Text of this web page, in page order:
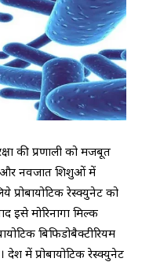
की प्रणाली को मजबूत
और नवजात शिशुओं में
प्रोबायोटिक रेस्क्युनेट को
इसे मोरिनागा मिल्क
बिफिडोबैक्टीरियम
देश में प्रोबायोटिक रेस्क्युनेट